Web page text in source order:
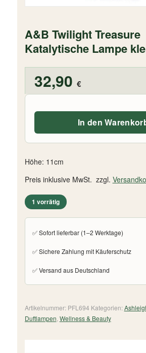
A&B Twilight Treasure
Katalytische Lampe
32,90 €
Höhe: 11cm
Preis inklusive MwSt. zzgl.
1 vorrätig
✅ Sofort lieferbar (1–2 Werktage)
✅ Sichere Zahlung mit Käuferschutz
✅ Versand aus Deutschland
In den
Artikelnummer: PFL694 Kategorien:
Duftlampen Wellness & Beauty